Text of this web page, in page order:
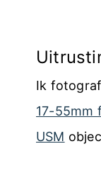
Ik
17-55mm
USM